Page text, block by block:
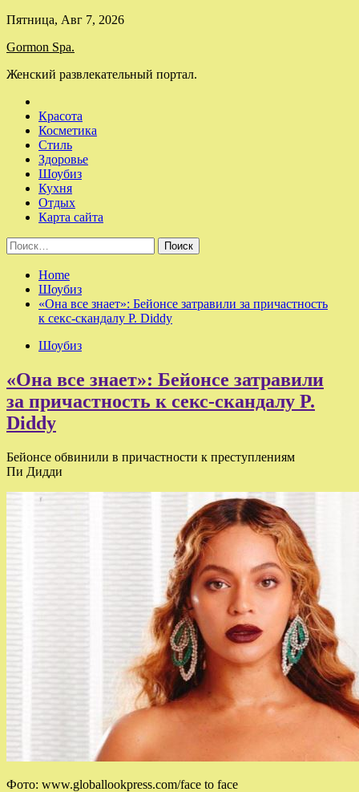
Skip
content
Пятница, Авг 7, 2026
Gormon Spa.
Женский развлекательный портал.
Красота
Косметика
Стиль
Здоровье
Шоубиз
Кухня
Отдых
Карта сайта
Найти:
Home
Шоубиз
«Она все знает»: Бейонсе затравили за причастность
к секс-скандалу P. Diddy
Шоубиз
«Она все знает»: Бейонсе затравили
за причастность к секс-скандалу P.
Diddy
Бейонсе обвинили в причастности к преступлениям
Пи Дидди
Фото: www.globallookpress.com/face to face